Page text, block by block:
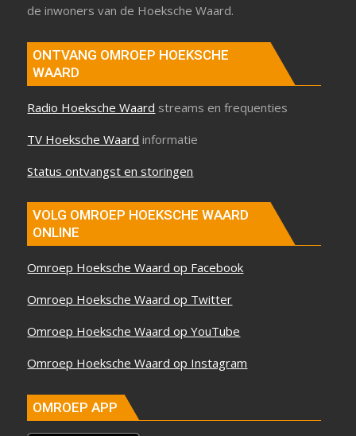
de inwoners van de Hoeksche Waard.
ONTVANG OMROEP HOEKSCHE
WAARD
Radio Hoeksche Waard streams en frequenties
TV Hoeksche Waard informatie
Status ontvangst en storingen
VOLG OMROEP HOEKSCHE WAARD
ONLINE
Omroep Hoeksche Waard op Facebook
Omroep Hoeksche Waard op Twitter
Omroep Hoeksche Waard op YouTube
Omroep Hoeksche Waard op Instagram
OMROEP APP